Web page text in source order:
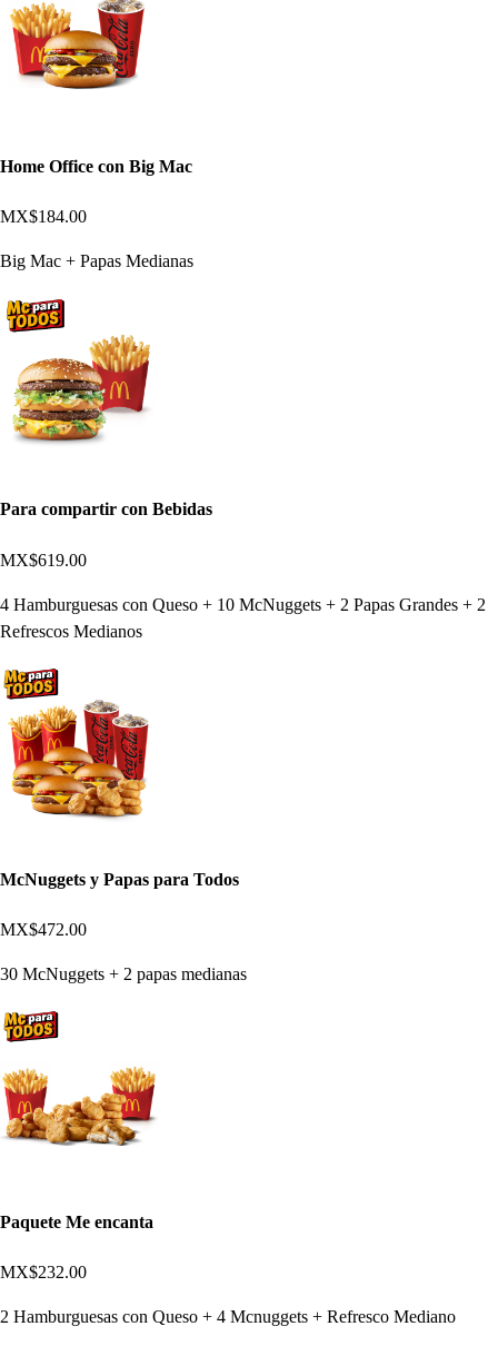
Home Office con Big Mac
MX$184.00
Big Mac + Papas Medianas
Para compartir con Bebidas
MX$619.00
4 Hamburguesas con Queso + 10 McNuggets + 2 Papas Grandes + 2
Refrescos Medianos
McNuggets y Papas para Todos
MX$472.00
30 McNuggets + 2 papas medianas
Paquete Me encanta
MX$232.00
2 Hamburguesas con Queso + 4 Mcnuggets + Refresco Mediano